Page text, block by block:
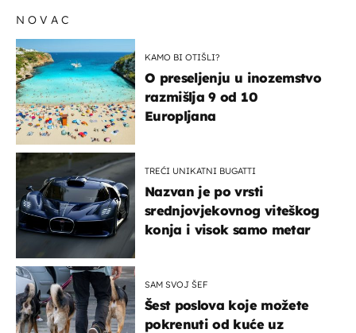
NOVAC
KAMO BI OTIŠLI?
O preseljenju u inozemstvo
razmišlja 9 od 10
Europljana
TREĆI UNIKATNI BUGATTI
Nazvan je po vrsti
srednjovjekovnog viteškog
konja i visok samo metar
SAM SVOJ ŠEF
Šest poslova koje možete
pokrenuti od kuće uz